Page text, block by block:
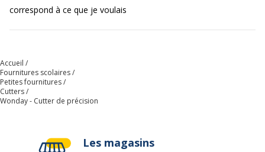
correspond à ce que je voulais
Accueil
Fournitures scolaires
Petites fournitures
Cutters
Wonday - Cutter de précision
Les magasins